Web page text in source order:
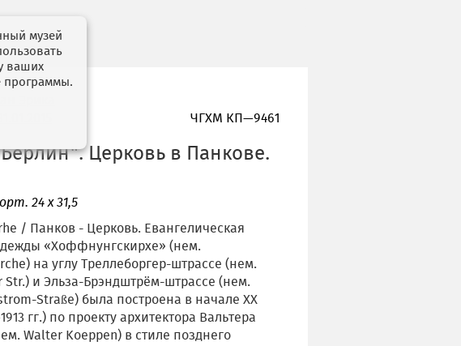
Эрика
ЧГХМ КП—9461
Церковь в Панкове.
24 х 31,5
/ Панков - Церковь. Евангелическая
«Хоффнунгскирхе» (нем.
на углу Треллеборгер-штрассе (нем.
Str.) и Эльза-Брэндштрём-штрассе (нем.
Straße) была построена в начале XX
гг.) по проекту архитектора Вальтера
Walter Koeppen) в стиле позднего
музей
ваших
программы.